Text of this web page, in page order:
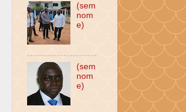
(sem
nom
e)
(sem
nom
e)